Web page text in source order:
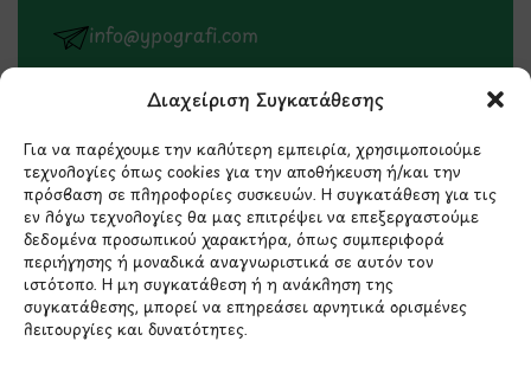
Διαχείριση Συγκατάθεσης
Για να παρέχουμε την καλύτερη εμπειρία, χρησιμοποιούμε
τεχνολογίες όπως cookies για την αποθήκευση ή/και την
πρόσβαση σε πληροφορίες συσκευών. Η συγκατάθεση για τις
εν λόγω τεχνολογίες θα μας επιτρέψει να επεξεργαστούμε
δεδομένα προσωπικού χαρακτήρα, όπως συμπεριφορά
περιήγησης ή μοναδικά αναγνωριστικά σε αυτόν τον
ιστότοπο. Η μη συγκατάθεση ή η ανάκληση της
συγκατάθεσης, μπορεί να επηρεάσει αρνητικά ορισμένες
λειτουργίες και δυνατότητες.
info@ypografi.com
Έχετε ερωτήσεις σχετικά με ένα προϊόν ή μια
επικοινωνήσουμε σύντομα μαζί σας.